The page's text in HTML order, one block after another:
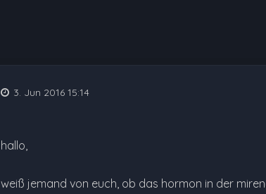
3. Jun 2016 15:14
hallo,
weiß jemand von euch, ob das hormon in der